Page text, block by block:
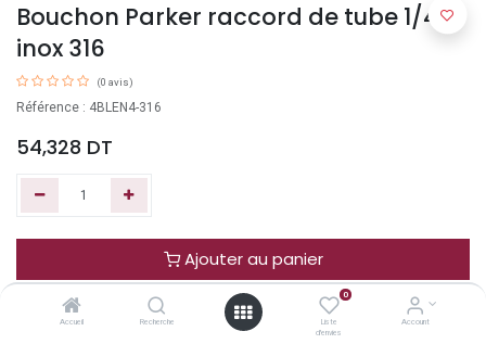
Accueil Recherche
0
Liste
d'envies
Account
Bouchon Parker raccord de tube 1/4",
inox 316
(0 avis)
Référence : 4BLEN4-316
54,328 DT
Ajouter au panier
Acheter maintenant